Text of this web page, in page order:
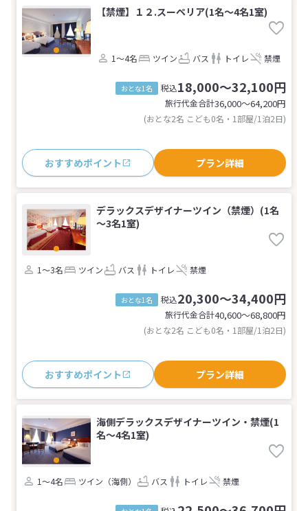
【禁煙】１２.スーペリア(1名～4名1室)
1～4名 ツイン バス トイレ 禁煙
おとな1名 税込18,000～32,100円
旅行代金合計36,000〜64,200円
(おとな2名 こども0名・1部屋/1泊2日)
おすすめポイント プラン詳細
デラックスデザイナーツイン（禁煙）(1名
～3名1室)
1～3名 ツイン バス トイレ 禁煙
おとな1名 税込20,300～34,400円
旅行代金合計40,600〜68,800円
(おとな2名 こども0名・1部屋/1泊2日)
おすすめポイント プラン詳細
海側デラックスデザイナーツイン・禁煙(1
名～4名1室)
1～4名 ツイン（海側） バス トイレ 禁煙